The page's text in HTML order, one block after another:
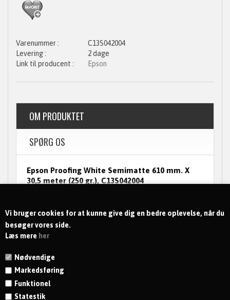
Vi bruger cookies for at kunne give dig en bedre oplevelse, når du
besøger vores side.
Læs mere her
Nødvendige
Markedsføring
Funktionel
Statestik
C13S042004
2 dage
Epson
OM PRODUKTET
SPØRG OS
Epson Proofing White Semimatte 610 mm. X
30,5 meter (250 gr.), C13S042004
Semimatte 610 mm. X 30,5 meter (250 gr.)